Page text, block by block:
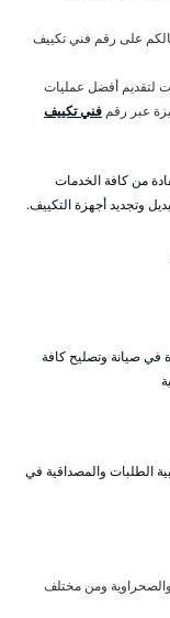
على رقم فني تكييف
لتقديم أفضل عمليات
عبر رقم فني تكييف
من كافة الخدمات
وتجديد أجهزة التكييف.
في صيانة وتصليح كافة
الطلبات والمصداقية في
ومن مختلف